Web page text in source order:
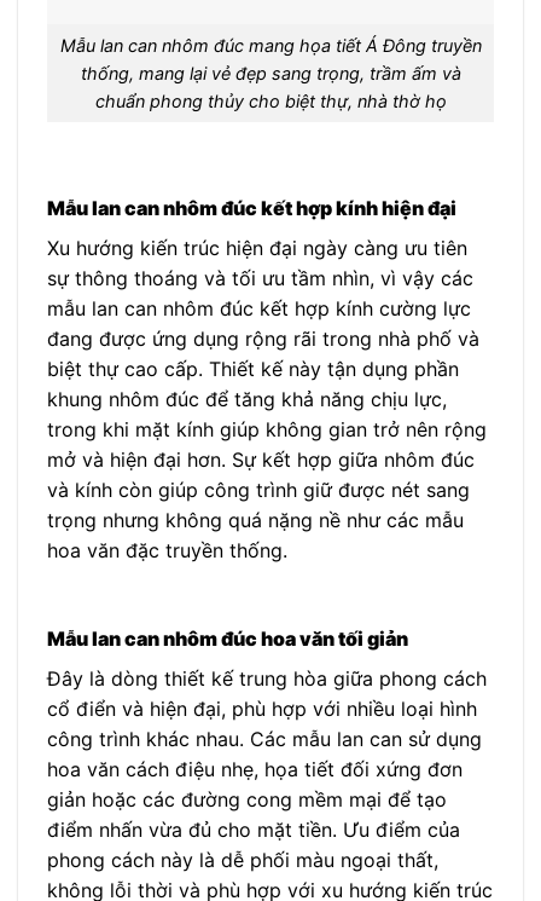
Mẫu lan can nhôm đúc mang họa tiết Á Đông truyền
thống, mang lại vẻ đẹp sang trọng, trầm ấm và
chuẩn phong thủy cho biệt thự, nhà thờ họ
Mẫu lan can nhôm đúc kết hợp kính hiện đại
Xu hướng kiến trúc hiện đại ngày càng ưu tiên
sự thông thoáng và tối ưu tầm nhìn, vì vậy các
mẫu lan can nhôm đúc kết hợp kính cường lực
đang được ứng dụng rộng rãi trong nhà phố và
biệt thự cao cấp. Thiết kế này tận dụng phần
khung nhôm đúc để tăng khả năng chịu lực,
trong khi mặt kính giúp không gian trở nên rộng
mở và hiện đại hơn. Sự kết hợp giữa nhôm đúc
và kính còn giúp công trình giữ được nét sang
trọng nhưng không quá nặng nề như các mẫu
hoa văn đặc truyền thống.
Mẫu lan can nhôm đúc hoa văn tối giản
Đây là dòng thiết kế trung hòa giữa phong cách
cổ điển và hiện đại, phù hợp với nhiều loại hình
công trình khác nhau. Các mẫu lan can sử dụng
hoa văn cách điệu nhẹ, họa tiết đối xứng đơn
giản hoặc các đường cong mềm mại để tạo
điểm nhấn vừa đủ cho mặt tiền. Ưu điểm của
phong cách này là dễ phối màu ngoại thất,
không lỗi thời và phù hợp với xu hướng kiến trúc